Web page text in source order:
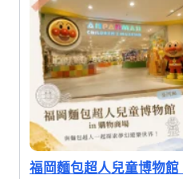
福岡麵包超人兒童博物館